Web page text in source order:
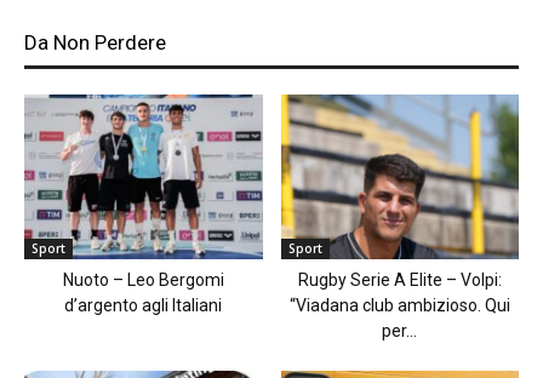
Da Non Perdere
Sport
Nuoto – Leo Bergomi
d’argento agli Italiani
Sport
Rugby Serie A Elite – Volpi:
“Viadana club ambizioso. Qui
per...